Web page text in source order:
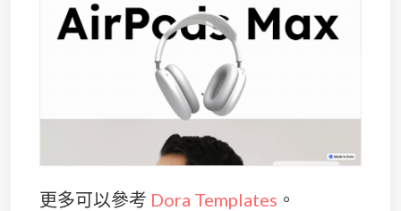
更多可以參考 Dora Templates 。